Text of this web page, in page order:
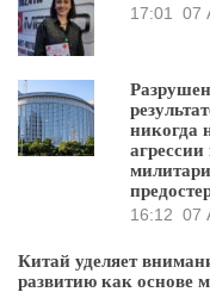
17:01
07
никогда
16:12 07
Китай уделяет
развитию как основе